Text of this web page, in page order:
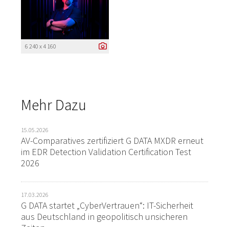
6 240 x 4 160
Mehr Dazu
15.05.2026
AV-Comparatives zertifiziert G DATA MXDR erneut
im EDR Detection Validation Certification Test
2026
17.03.2026
G DATA startet „CyberVertrauen“: IT-Sicherheit
aus Deutschland in geopolitisch unsicheren